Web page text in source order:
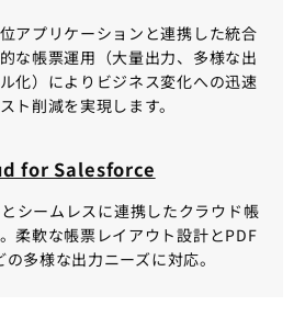
アプリケーションと連携した統合
な帳票運用（大量出力、多様な出
化）によりビジネス変化への迅速
ト削減を実現します。
for Salesforce
シームレスに連携したクラウド帳
柔軟な帳票レイアウト設計とPDF
多様な出力ニーズに対応。